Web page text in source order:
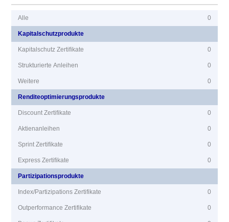
Alle 0
Kapitalschutzprodukte
Kapitalschutz Zertifikate 0
Strukturierte Anleihen 0
Weitere 0
Renditeoptimierungsprodukte
Discount Zertifikate 0
Aktienanleihen 0
Sprint Zertifikate 0
Express Zertifikate 0
Partizipationsprodukte
Index/Partizipations Zertifikate 0
Outperformance Zertifikate 0